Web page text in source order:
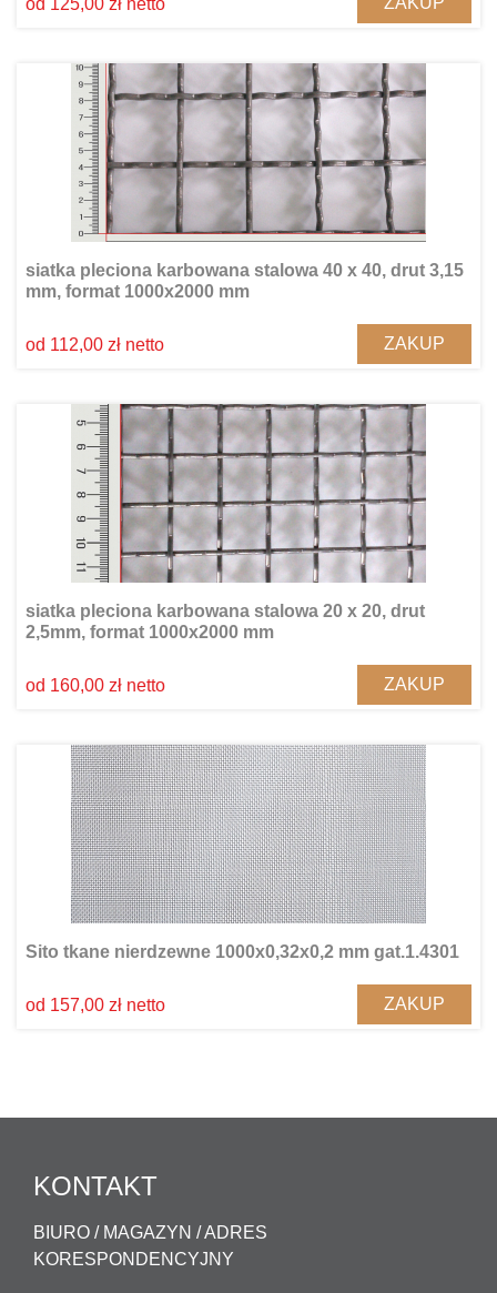
siatka pleciona karbowana stalowa 40 x 40, drut 3,15
mm, format 1000x2000 mm
od 112,00 zł netto ZAKUP
siatka pleciona karbowana stalowa 20 x 20, drut
2,5mm, format 1000x2000 mm
od 160,00 zł netto ZAKUP
Sito tkane nierdzewne 1000x0,32x0,2 mm gat.1.4301
od 157,00 zł netto ZAKUP
KONTAKT
BIURO / MAGAZYN / ADRES
KORESPONDENCYJNY